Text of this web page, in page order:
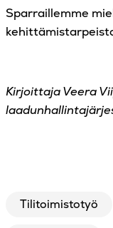
Sparraillemme
Kirjoittaja Veera
Tilitoimistotyö